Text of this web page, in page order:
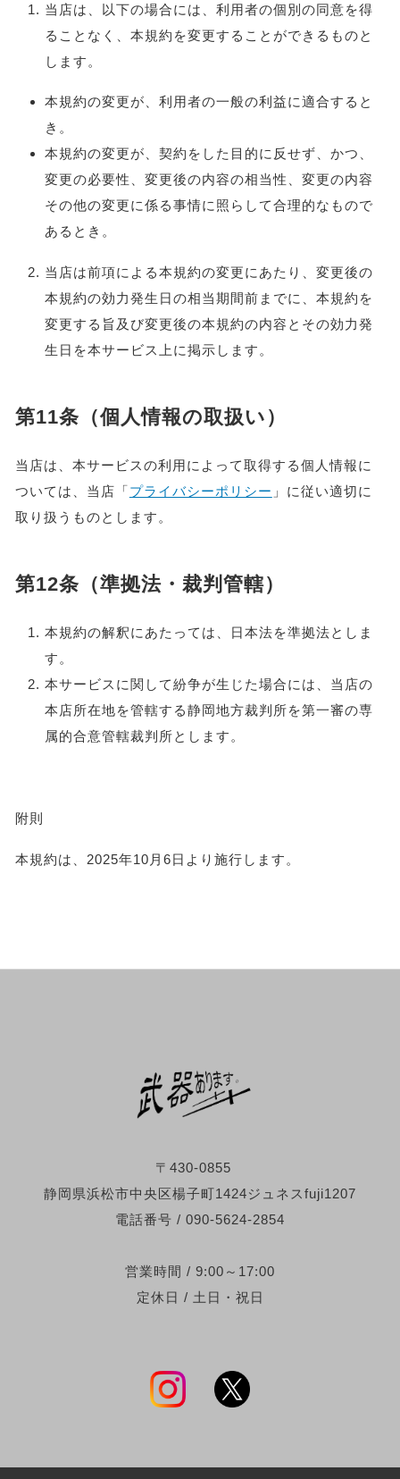
当店は、以下の場合には、利用者の個別の同意を得
ることなく、本規約を変更することができるものと
します。
本規約の変更が、利用者の一般の利益に適合すると
き。
本規約の変更が、契約をした目的に反せず、かつ、
変更の必要性、変更後の内容の相当性、変更の内容
その他の変更に係る事情に照らして合理的なもので
あるとき。
当店は前項による本規約の変更にあたり、変更後の
本規約の効力発生日の相当期間前までに、本規約を
変更する旨及び変更後の本規約の内容とその効力発
生日を本サービス上に掲示します。
第11条（個人情報の取扱い）
当店は、本サービスの利用によって取得する個人情報に
ついては、当店「プライバシーポリシー 」に従い適切に
取り扱うものとします。
第12条（準拠法・裁判管轄）
本規約の解釈にあたっては、日本法を準拠法としま
す。
本サービスに関して紛争が生じた場合には、当店の
本店所在地を管轄する静岡地方裁判所を第一審の専
属的合意管轄裁判所とします。
附則
本規約は、2025年10月6日より施行します。
〒430-0855
静岡県浜松市中央区楊子町1424ジュネスfuji1207
電話番号 / 090-5624-2854
営業時間 / 9:00～17:00
定休日 / 土日・祝日